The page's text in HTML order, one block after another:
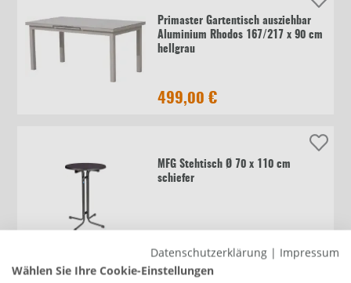
Primaster Gartentisch ausziehbar
Aluminium Rhodos 167/217 x 90 cm
hellgrau
499,00 €
MFG Stehtisch Ø 70 x 110 cm
schiefer
Datenschutzerklärung | Impressum
Wählen Sie Ihre Cookie-Einstellungen